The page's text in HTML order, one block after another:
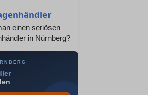
einen seriösen
in Nürnberg?